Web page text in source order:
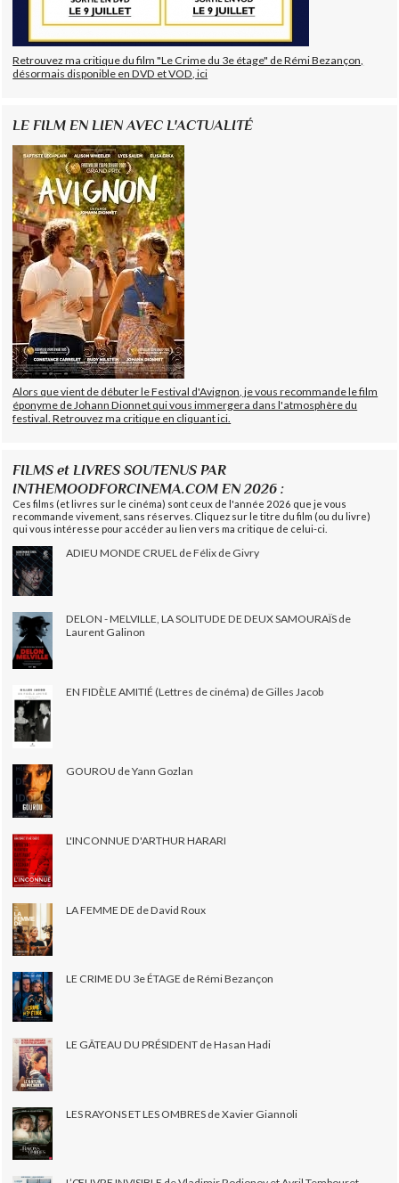
Retrouvez ma critique du film "Le Crime du 3e étage" de Rémi Bezançon,
désormais disponible en DVD et VOD, ici
LE FILM EN LIEN AVEC L'ACTUALITÉ
Alors que vient de débuter le Festival d'Avignon, je vous recommande le film
éponyme de Johann Dionnet qui vous immergera dans l'atmosphère du
festival. Retrouvez ma critique en cliquant ici.
FILMS et LIVRES SOUTENUS PAR
INTHEMOODFORCINEMA.COM EN 2026 :
Ces films (et livres sur le cinéma) sont ceux de l'année 2026 que je vous
recommande vivement, sans réserves. Cliquez sur le titre du film (ou du livre)
qui vous intéresse pour accéder au lien vers ma critique de celui-ci.
ADIEU MONDE CRUEL de Félix de Givry
DELON - MELVILLE, LA SOLITUDE DE DEUX SAMOURAÏS de
Laurent Galinon
EN FIDÈLE AMITIÉ (Lettres de cinéma) de Gilles Jacob
GOUROU de Yann Gozlan
L'INCONNUE D'ARTHUR HARARI
LA FEMME DE de David Roux
LE CRIME DU 3e ÉTAGE de Rémi Bezançon
LE GÂTEAU DU PRÉSIDENT de Hasan Hadi
LES RAYONS ET LES OMBRES de Xavier Giannoli